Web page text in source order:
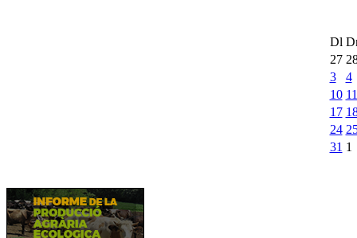
Dl
27
3
4
10 11
17
24
31 1